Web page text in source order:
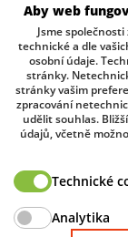
Servisní linka
Po – Pá 8.30 –
tel:+420 733
Technická
Tel.:+420 461
Informace o
Ministry of
Aby web
Jsme společnosti
technické a dle
osobní údaje.
stránky.
stránky vašim
zpracování
udělit souhlas.
údajů, včetně
Technické
Analytika